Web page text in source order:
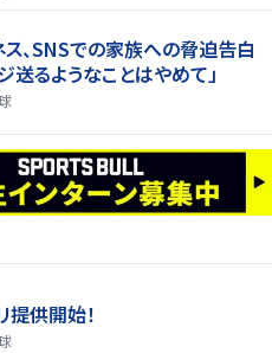
ス、SNSでの家族への脅迫告白
送るようなことはやめて」
供開始！